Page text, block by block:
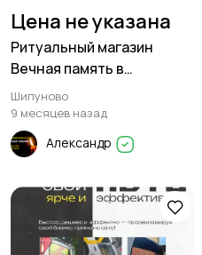
Цена не указана
Ритуальный магазин
Вечная память в
Шипуново предлагает:
Шипуново
9 месяцев назад
Александр